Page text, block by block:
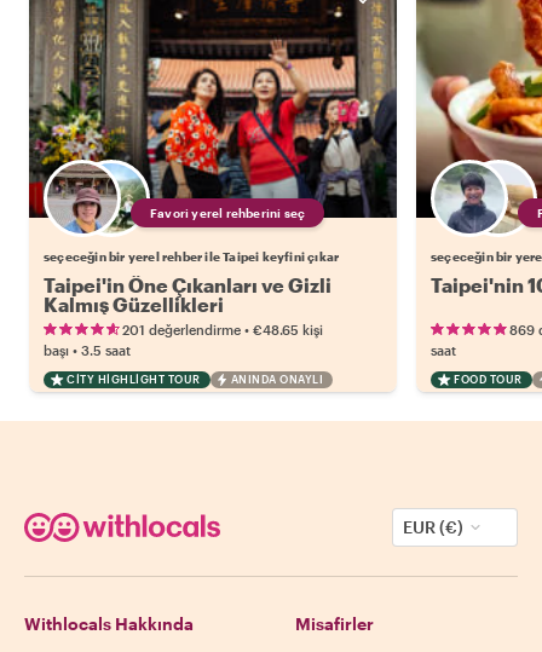
Favori yerel rehberini seç
seçeceğin bir yerel rehber ile Taipei keyfini çıkar
Taipei'in Öne Çıkanları ve Gizli
Kalmış Güzellikleri
201 değerlendirme • €48.65 kişi
başı • 3.5 saat
CITY HIGHLIGHT TOUR ANINDA ONAYLI
seçeceğin bir
Taipei'nin
869
saat
FOOD TOUR
EUR (€)
Withlocals Hakkında Misafirler